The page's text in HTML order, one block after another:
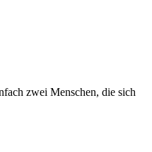
zwei Menschen, die sich